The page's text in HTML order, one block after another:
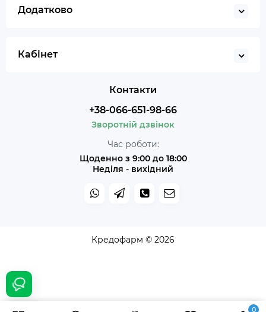
0
Додатково
Кабінет
Контакти
+38-066-651-98-66
Зворотній дзвінок
Час роботи:
Щоденно з 9:00 до 18:00
Неділя - вихідний
Кредофарм © 2026